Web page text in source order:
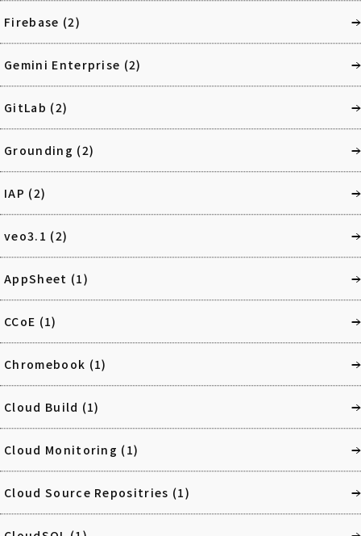
Firebase (2)
Gemini Enterprise (2)
GitLab (2)
Grounding (2)
IAP (2)
veo3.1 (2)
AppSheet (1)
CCoE (1)
Chromebook (1)
Cloud Build (1)
Cloud Monitoring (1)
Cloud Source Repositries (1)